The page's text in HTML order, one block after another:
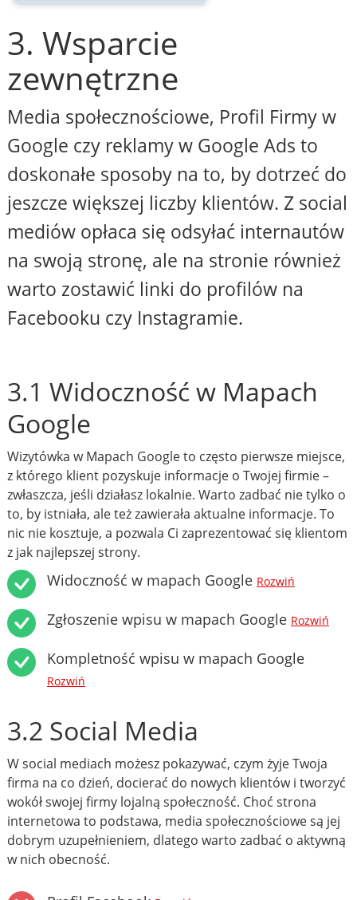
3. Wsparcie
zewnętrzne
Media społecznościowe, Profil Firmy w
Google czy reklamy w Google Ads to
doskonałe sposoby na to, by dotrzeć do
jeszcze większej liczby klientów. Z social
mediów opłaca się odsyłać internautów
na swoją stronę, ale na stronie również
warto zostawić linki do profilów na
Facebooku czy Instagramie.
3.1 Widoczność w Mapach
Google
Wizytówka w Mapach Google to często pierwsze miejsce,
z którego klient pozyskuje informacje o Twojej firmie –
zwłaszcza, jeśli działasz lokalnie. Warto zadbać nie tylko o
to, by istniała, ale też zawierała aktualne informacje. To
nic nie kosztuje, a pozwala Ci zaprezentować się klientom
z jak najlepszej strony.
Widoczność w mapach Google Rozwiń
Zgłoszenie wpisu w mapach Google Rozwiń
Kompletność wpisu w mapach Google
Rozwiń
3.2 Social Media
W social mediach możesz pokazywać, czym żyje Twoja
firma na co dzień, docierać do nowych klientów i tworzyć
wokół swojej firmy lojalną społeczność. Choć strona
internetowa to podstawa, media społecznościowe są jej
dobrym uzupełnieniem, dlatego warto zadbać o aktywną
w nich obecność.